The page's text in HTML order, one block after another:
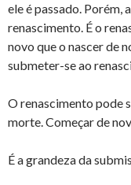
ele é passado. Porém,
renascimento. É o
novo que o nascer de
submeter-se ao
O renascimento pode
morte. Começar de
É a grandeza da